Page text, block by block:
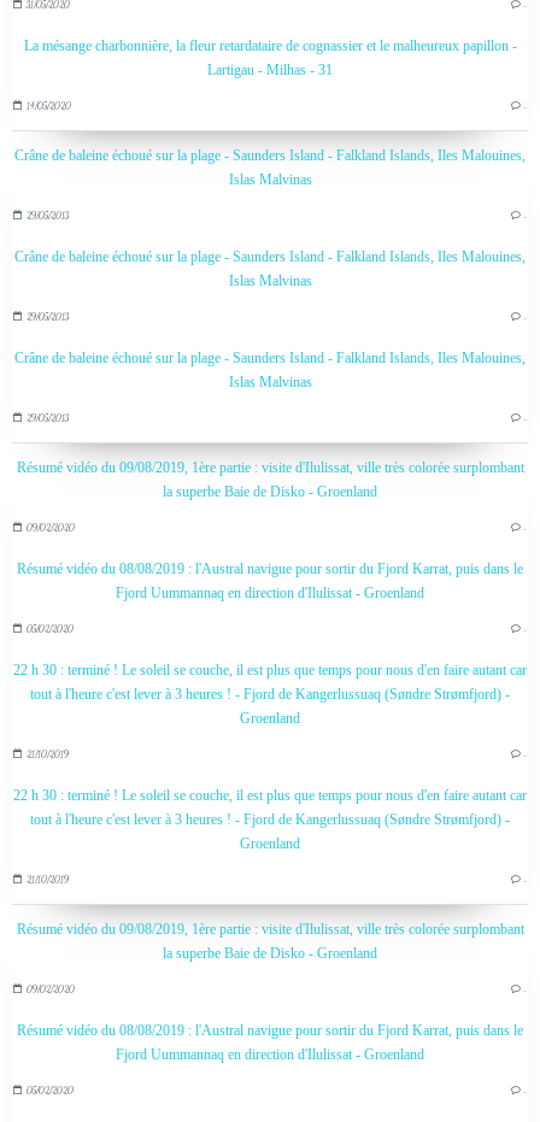
31/05/2020 …
La mésange charbonnière, la fleur retardataire de cognassier et le malheureux papillon -
Lartigau - Milhas - 31
14/05/2020 …
Crâne de baleine échoué sur la plage - Saunders Island - Falkland Islands, Iles Malouines,
Islas Malvinas
29/05/2013 …
Crâne de baleine échoué sur la plage - Saunders Island - Falkland Islands, Iles Malouines,
Islas Malvinas
29/05/2013 …
Crâne de baleine échoué sur la plage - Saunders Island - Falkland Islands, Iles Malouines,
Islas Malvinas
29/05/2013 …
Résumé vidéo du 09/08/2019, 1ère partie : visite d'Ilulissat, ville très colorée surplombant
la superbe Baie de Disko - Groenland
09/02/2020 …
Résumé vidéo du 08/08/2019 : l'Austral navigue pour sortir du Fjord Karrat, puis dans le
Fjord Uummannaq en direction d'Ilulissat - Groenland
05/02/2020 …
22 h 30 : terminé ! Le soleil se couche, il est plus que temps pour nous d'en faire autant car
tout à l'heure c'est lever à 3 heures ! - Fjord de Kangerlussuaq (Søndre Strømfjord) -
Groenland
21/10/2019 …
22 h 30 : terminé ! Le soleil se couche, il est plus que temps pour nous d'en faire autant car
tout à l'heure c'est lever à 3 heures ! - Fjord de Kangerlussuaq (Søndre Strømfjord) -
Groenland
21/10/2019 …
Résumé vidéo du 09/08/2019, 1ère partie : visite d'Ilulissat, ville très colorée surplombant
la superbe Baie de Disko - Groenland
09/02/2020 …
Résumé vidéo du 08/08/2019 : l'Austral navigue pour sortir du Fjord Karrat, puis dans le
Fjord Uummannaq en direction d'Ilulissat - Groenland
05/02/2020 …